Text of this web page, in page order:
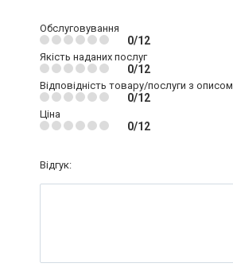
Обслуговування
0/12
Якість наданих послуг
0/12
Відповідність товару/послуги з описом
0/12
Ціна
0/12
Відгук: